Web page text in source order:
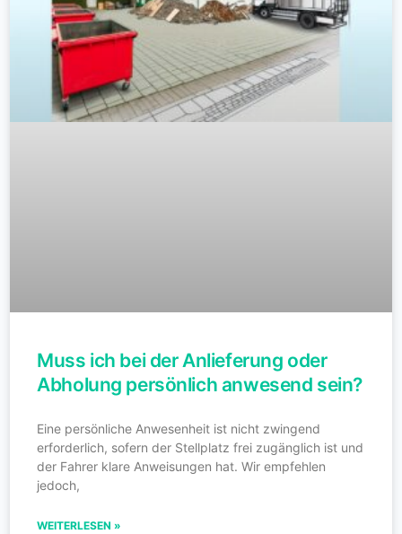
Muss ich bei der Anlieferung oder
Abholung persönlich anwesend sein?
Eine persönliche Anwesenheit ist nicht zwingend
erforderlich, sofern der Stellplatz frei zugänglich ist und
der Fahrer klare Anweisungen hat. Wir empfehlen
jedoch,
WEITERLESEN »